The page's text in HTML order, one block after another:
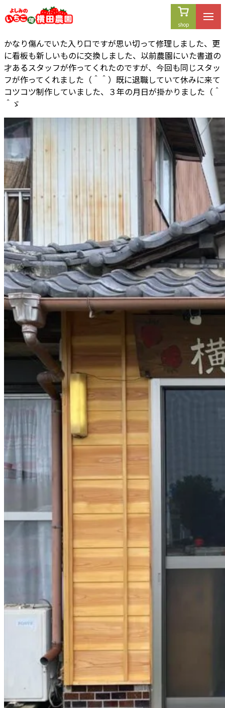
内
容
ス
キ
ッ
プ
かなり傷んでいた入り口ですが思い切って修理しました、更
に看板も新しいものに交換しました、以前農園にいた書道の
才あるスタッフが作ってくれたのですが、今回も同じスタッ
フが作ってくれました（＾＾）既に退職していて休みに来て
コツコツ制作していました、３年の月日が掛かりました（＾
＾ゞ